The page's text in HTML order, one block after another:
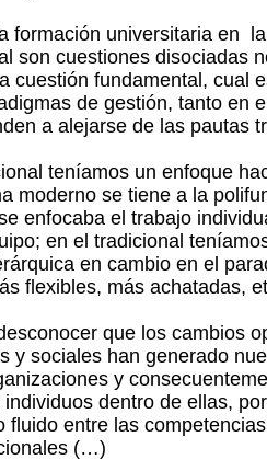
formación universitaria en
son cuestiones disociadas
cuestión fundamental, cual
de gestión, tanto en
a alejarse de las pautas
teníamos un enfoque
moderno se tiene a la
enfocaba el trabajo
en el tradicional
en cambio en el
flexibles, más achatadas,
que los cambios
y sociales han generado
y
dentro de ellas,
fluido entre las
(…)